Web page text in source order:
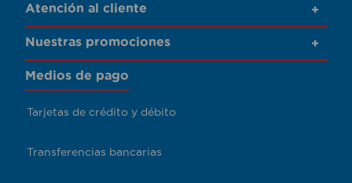
Atención al cliente +
Nuestras promociones +
Medios de pago
Tarjetas de crédito y débito
Transferencias bancarias